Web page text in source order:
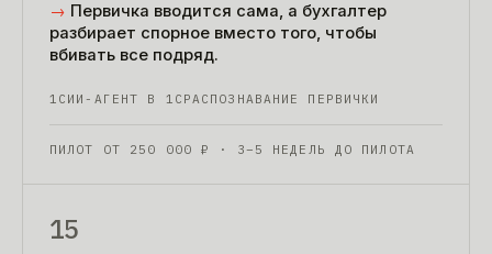
→ Первичка вводится сама, а бухгалтер
разбирает спорное вместо того, чтобы
вбивать все подряд.
1С ИИ-АГЕНТ В 1С РАСПОЗНАВАНИЕ ПЕРВИЧКИ
ПИЛОТ ОТ 250 000 ₽ · 3–5 НЕДЕЛЬ ДО ПИЛОТА
15